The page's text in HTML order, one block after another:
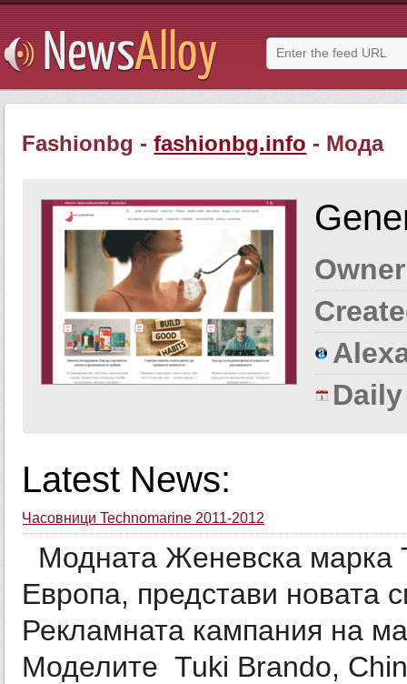
Fashionbg -fashionbg.info - Мода
Latest News:
Часовници Technomarine 2011-2012
Модната Женевска марка
Европа, представи новата
Рекламната кампания на
Моделите Tuki Brando,